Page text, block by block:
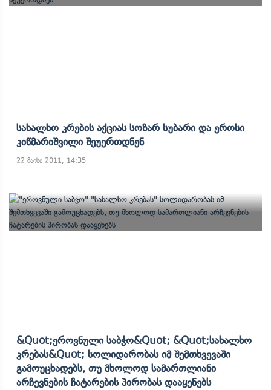
Სახალხო Კრების Აქციას Სოზარ Სუბარი Და Ეროსი
Კიწმარიშვილი Შეუერთდნენ
22 მაისი 2011, 14:35
&quot;ეროვნული Საბჭო&quot; &quot;სახალხო
Კრებას&quot; Სოლიდარობას Იმ Შემთხვევაში
Გამოუცხადებს, Თუ Მხოლოდ Სამართლიანი
Არჩევნების Ჩატარების Პირობას Დააყენებს